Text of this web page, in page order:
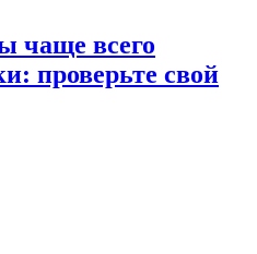
чаще всего
проверьте свой